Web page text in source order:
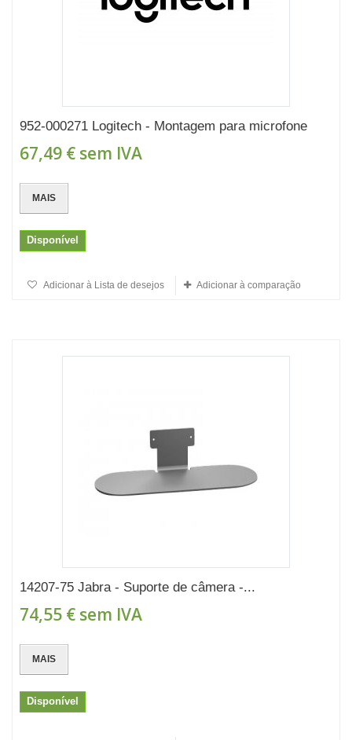
952-000271 Logitech - Montagem para microfone
67,49 € sem IVA
MAIS
Disponível
Adicionar à Lista de desejos Adicionar à comparação
14207-75 Jabra - Suporte de câmera -...
74,55 € sem IVA
MAIS
Disponível